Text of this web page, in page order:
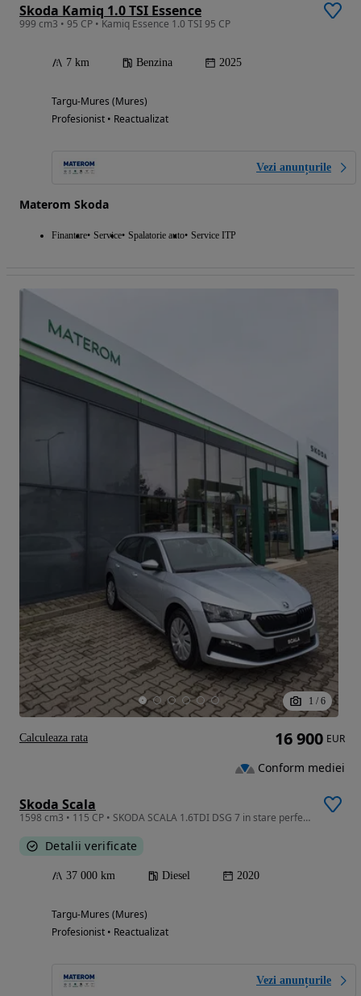
Skoda Kamiq 1.0 TSI Essence
999 cm3 • 95 CP • Kamiq Essence 1.0 TSI 95 CP
7 km Benzina 2025
Targu-Mures (Mures)
Profesionist • Reactualizat
Vezi anunțurile
Materom Skoda
Finantare Service Spalatorie auto Service ITP
1 / 6
Skoda Scala
1598 cm3 • 115 CP • SKODA SCALA 1.6TDI DSG 7 in stare perfecta, cu garantie si factura
Detalii verificate
37 000 km Diesel 2020
Targu-Mures (Mures)
Profesionist • Reactualizat
Vezi anunțurile
16 900 EUR
Conform mediei
Calculeaza rata